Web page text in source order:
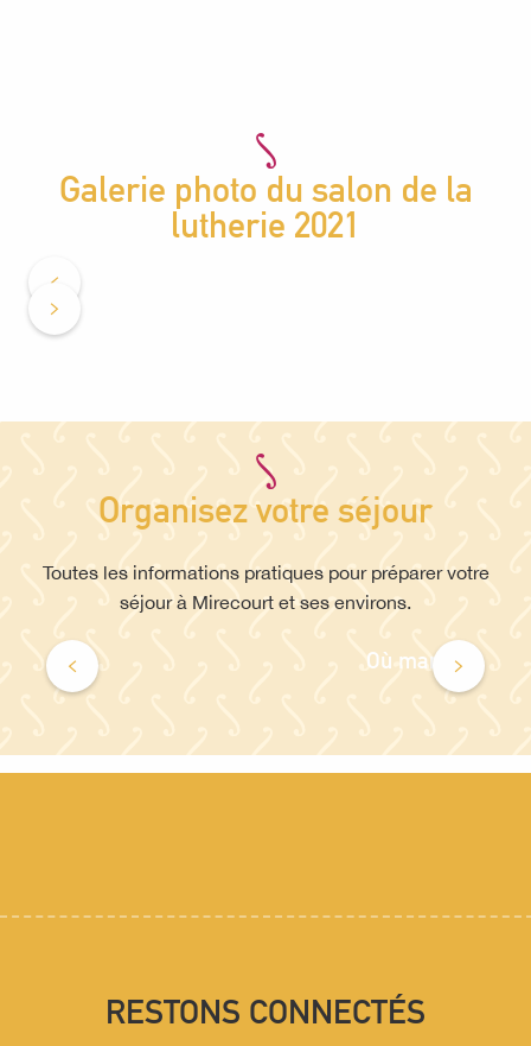
Galerie photo du salon de la
lutherie 2021
Organisez votre séjour
Toutes les informations pratiques pour préparer votre
séjour à Mirecourt et ses environs.
Où manger?
RESTONS CONNECTÉS